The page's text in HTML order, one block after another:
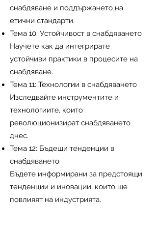
снабдяване и поддържането на
етични стандарти.
Тема 10: Устойчивост в снабдяването
Научете как да интегрирате
устойчиви практики в процесите на
снабдяване.
Тема 11: Технологии в снабдяването
Изследвайте инструментите и
технологиите, които
революционизират снабдяването
днес.
Тема 12: Бъдещи тенденции в
снабдяването
Бъдете информирани за предстоящи
тенденции и иновации, които ще
повлияят на индустрията.